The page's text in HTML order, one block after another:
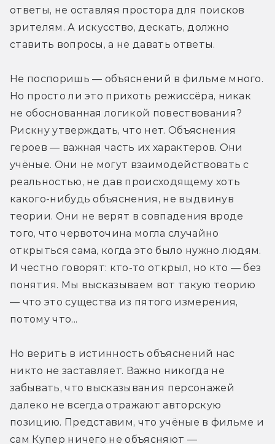
ответы, не оставляя простора для поисков
зрителям. А искусство, дескать, должно
ставить вопросы, а не давать ответы.
Не поспоришь — объяснений в фильме много.
Но просто ли это прихоть режиссёра, никак
не обоснованная логикой повествования?
Рискну утверждать, что нет. Объяснения
героев — важная часть их характеров. Они
учёные. Они не могут взаимодействовать с
реальностью, не дав происходящему хоть
какого-нибудь объяснения, не выдвинув
теории. Они не верят в совпадения вроде
того, что червоточина могла случайно
открыться сама, когда это было нужно людям.
И честно говорят: кто-то открыл, но кто — без
понятия. Мы высказываем вот такую теорию
— что это существа из пятого измерения,
потому что...
Но верить в истинность объяснений нас
никто не заставляет. Важно никогда не
забывать, что высказывания персонажей
далеко не всегда отражают авторскую
позицию. Представим, что учёные в фильме и
сам Купер ничего не объясняют —